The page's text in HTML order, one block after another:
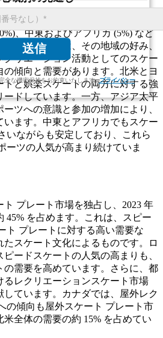
送信
全な機密保持をお約束いたします.プライバシー
地理的に、北米 (45%)、ヨーロッパ
、中東およびアフリカ (5%) など
。各地域には、その地域の好み、
リエーション活動としてのスケー
の傾向と需要があります。北米とヨ
トと娯楽スケートの両方に対する強
ードしています。一方、アジア太平
ツへの意識と参加の増加により、
います。中東とアフリカでもスケー
いながらも安定しており、これら
ーツの人気が高まり続けていま
プレート市場を独占し、2023 年
45% を占めます。これは、スピー
ト プレートに対する高い需要な
たスケート文化によるものです。ロ
ードスケートの人気の高まりも、
の需要を高めています。さらに、都
るレクリエーションスケート市場
しています。カナダでは、屋外レク
の傾向も屋外スケート プレート市
全体の需要の約 15% を占めてい